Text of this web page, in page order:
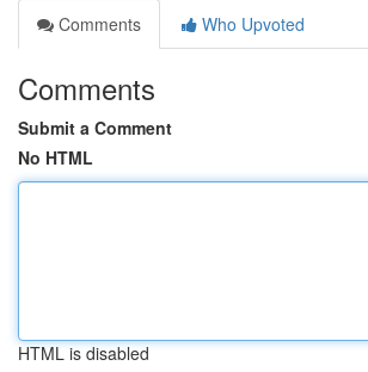
Comments
Who Upvoted
Comments
Submit a Comment
No HTML
HTML is disabled